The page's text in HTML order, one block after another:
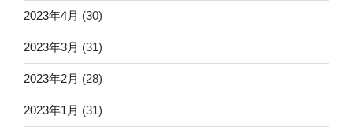
2023年4月 (30)
2023年3月 (31)
2023年2月 (28)
2023年1月 (31)